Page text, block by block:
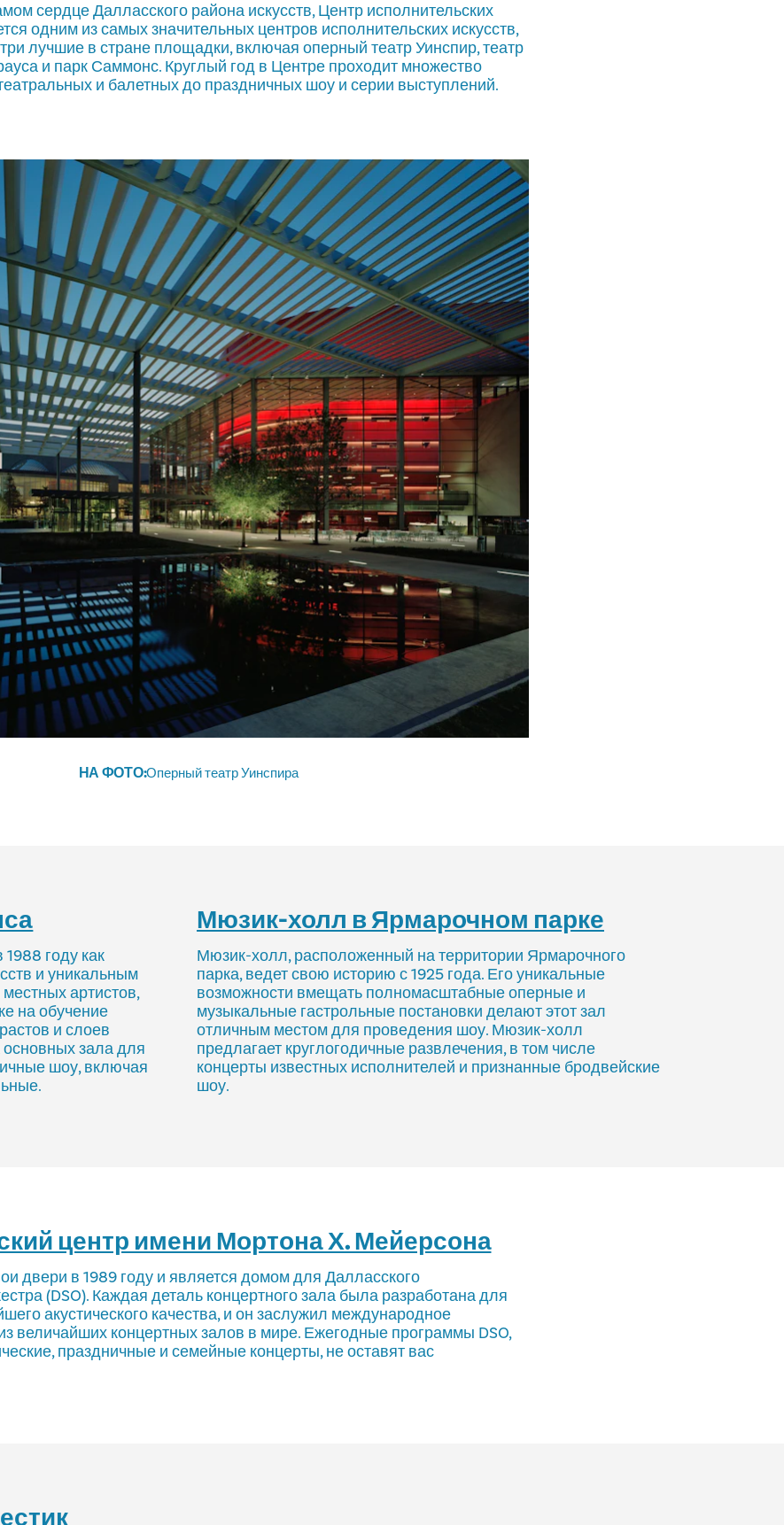
сердце Далласского района искусств, Центр исполнительских
одним из самых значительных центров исполнительских искусств,
лучшие в стране площадки, включая оперный театр Уинспир, театр
и парк Саммонс. Круглый год в Центре проходит множество
и балетных до праздничных шоу и серии выступлений.
НА ФОТО:Оперный театр Уинспира
году как
и уникальным
артистов,
на обучение
и слоев
зала для
шоу, включая
Мюзик-холл в Ярмарочном парке
Мюзик-холл, расположенный на территории Ярмарочного
парка, ведет свою историю с 1925 года. Его уникальные
возможности вмещать полномасштабные оперные и
музыкальные гастрольные постановки делают этот зал
отличным местом для проведения шоу. Мюзик-холл
предлагает круглогодичные развлечения, в том числе
концерты известных исполнителей и признанные бродвейские
шоу.
центр имени Мортона Х. Мейерсона
двери в 1989 году и является домом для Далласского
(DSO). Каждая деталь концертного зала была разработана для
акустического качества, и он заслужил международное
величайших концертных залов в мире. Ежегодные программы DSO,
праздничные и семейные концерты, не оставят вас